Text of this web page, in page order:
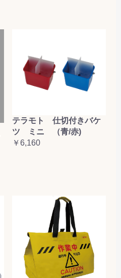
テラモト 仕切付きバケ
ツ ミニ （青/赤)
￥6,160